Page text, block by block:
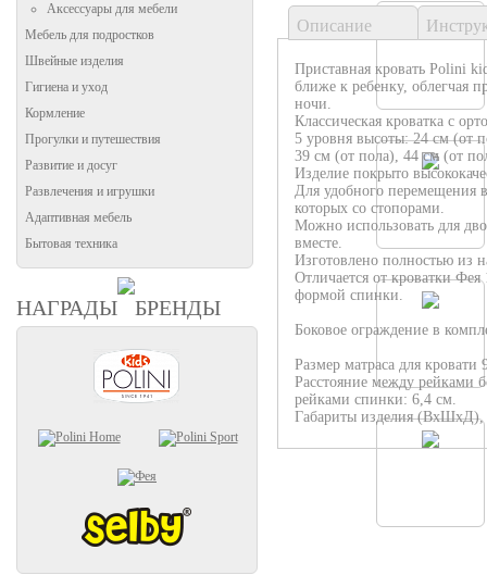
Аксессуары для мебели
Мебель для подростков
Швейные изделия
Гигиена и уход
Кормление
Прогулки и путешествия
Развитие и досуг
Развлечения и игрушки
Адаптивная мебель
Бытовая техника
НАГРАДЫ БРЕНДЫ
Описание
Приставная кровать Polini
ближе к ребенку, облегчая
ночи.
Классическая кроватка с
5 уровня высоты: 24 см (от
39 см (от пола), 44 см (от
Изделие покрыто
Для удобного перемещения
которых со стопорами.
Можно использовать для
вместе.
Изготовлено полностью из
Отличается от кроватки
формой спинки.
Боковое ограждение в
Размер матраса для кровати
Расстояние между рейками
рейками спинки: 6,4 см.
Габариты изделия